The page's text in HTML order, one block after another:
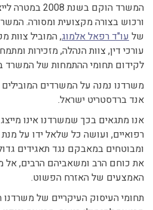
המשרד הוקם
ורכוש בצורה מקצועית ומסורה.
שלעו"ד רפאל אלמוג, המוביל צוות
עורכי דין, צוות הנהלה, מזכירות
לקידום תחומי ההתמחות של המשרד
משרדנו נמנה על המשרדים המובילים
אנד ברדסטריט ישראל.
אנו מתגאים בכך שמשרדנו אינו
רפואיים, ועושה כל שלאל ידו על מנת
ומבוטחים במאבקם נגד תאגידים
את כוחם הרב ומשאביהם הרבים, אל
האמצעים של האזרח הפשוט.
תחומי העיסוק העיקריים של משרדנו